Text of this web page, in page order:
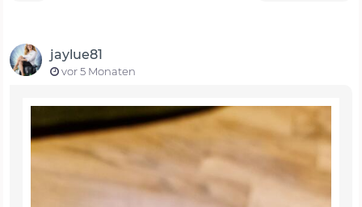
jaylue81
vor 5 Monaten